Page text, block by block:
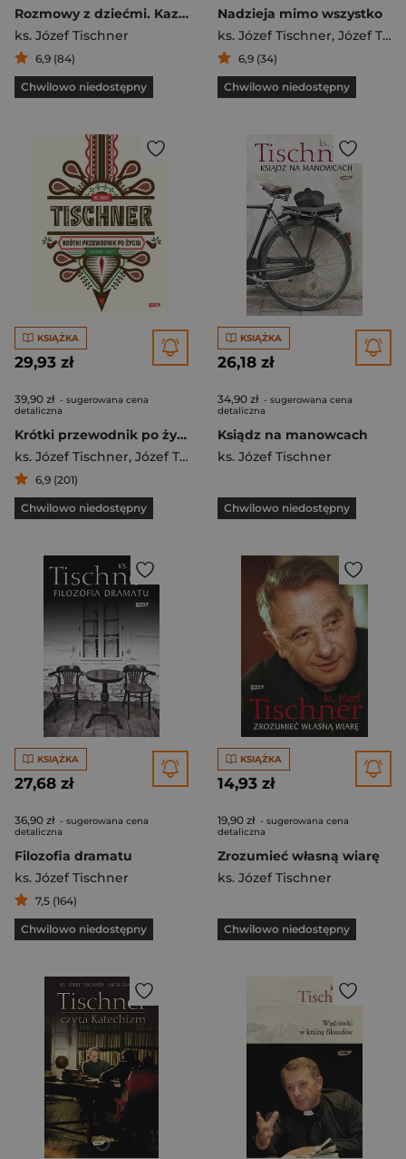
Rozmowy z dziećmi. Kazania niecodzienne
ks. Józef Tischner
6,9 (84)
Chwilowo niedostępny
Nadzieja mimo wszystko
ks. Józef Tischner, Józef Tischner
6,9 (34)
Chwilowo niedostępny
KSIĄŻKA
29,93 zł
39,90 zł - sugerowana cena
detaliczna
Krótki przewodnik po życiu
ks. Józef Tischner, Józef Tischner
6,9 (201)
Chwilowo niedostępny
KSIĄŻKA
26,18 zł
34,90 zł - sugerowana cena
detaliczna
Ksiądz na manowcach
ks. Józef Tischner
Chwilowo niedostępny
KSIĄŻKA
27,68 zł
36,90 zł - sugerowana cena
detaliczna
Filozofia dramatu
ks. Józef Tischner
7,5 (164)
Chwilowo niedostępny
KSIĄŻKA
14,93 zł
19,90 zł - sugerowana cena
detaliczna
Zrozumieć własną wiarę
ks. Józef Tischner
Chwilowo niedostępny